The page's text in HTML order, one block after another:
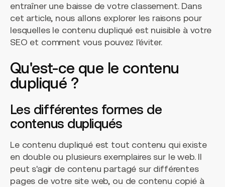
entraîner une baisse de votre classement. Dans
cet article, nous allons explorer les raisons pour
lesquelles le contenu dupliqué est nuisible à votre
SEO et comment vous pouvez l'éviter.
Qu'est-ce que le contenu
dupliqué ?
Les différentes formes de
contenus dupliqués
Le contenu dupliqué est tout contenu qui existe
en double ou plusieurs exemplaires sur le web. Il
peut s'agir de contenu partagé sur différentes
pages de votre site web, ou de contenu copié à